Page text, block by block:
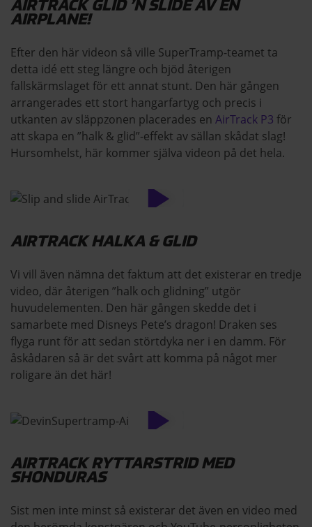
AIRTRACK GLID ’N SLIDE AV EN
AIRPLANE!
Efter den här videon så ville SuperTramp-teamet ta
detta idé ett steg längre och bjöd återigen
fallskärmslaget för ett annat stunt. Den här gången
arrangerades ett stort hangarfartyg och precis i
utkanten av släppzonen placerades en AirTrack P3 för
att skapa en ”halk & glid”-effekt av sällan skådat slag!
Hursomhelst, här kommer själva videon på det hela.
AIRTRACK HALKA & GLID
Vi vill även nämna det faktum att det existerar en tredje
video, där återigen ”halk och glidning” utgör
huvudelementen. Den här gången skedde det i
samarbete med Disneys Pete’s dragon! Draken ses
flyga runt för att sedan störtdyka ner i en damm. För
åskådaren så är det svårt att komma på något mer
roligare än det här!
AIRTRACK RYTTARSTRID MED
SHONDURAS
Sist men inte minst så existerar det även en video med